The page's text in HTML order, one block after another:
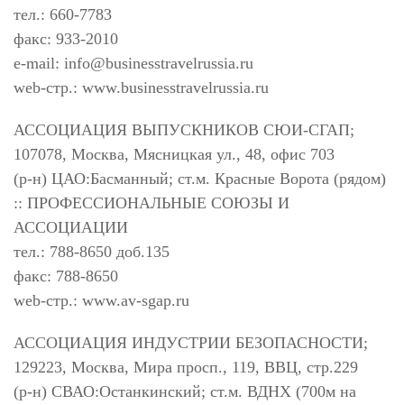
тел.: 660-7783
факс: 933-2010
e-mail: info@businesstravelrussia.ru
web-стр.: www.businesstravelrussia.ru
АССОЦИАЦИЯ ВЫПУСКНИКОВ СЮИ-СГАП;
107078, Москва, Мясницкая ул., 48, офис 703
(р-н) ЦАО:Басманный; ст.м. Красные Ворота (рядом)
:: ПРОФЕССИОНАЛЬНЫЕ СОЮЗЫ И
АССОЦИАЦИИ
тел.: 788-8650 доб.135
факс: 788-8650
web-стр.: www.av-sgap.ru
АССОЦИАЦИЯ ИНДУСТРИИ БЕЗОПАСНОСТИ;
129223, Москва, Мира просп., 119, ВВЦ, стр.229
(р-н) СВАО:Останкинский; ст.м. ВДНХ (700м на